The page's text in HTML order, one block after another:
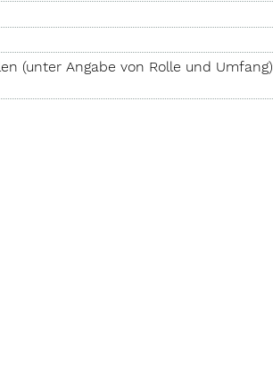
(unter Angabe von Rolle und Umfang)